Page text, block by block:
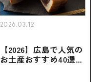
2026.03.12
【2026】広島で人気の
お土産おすすめ40選｜